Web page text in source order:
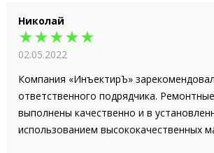
Николай
★★★★★
02.05.2022
Компания «ИнъектирЪ»
ответственного подрядчика.
выполнены качественно и в
использованием высококачественных